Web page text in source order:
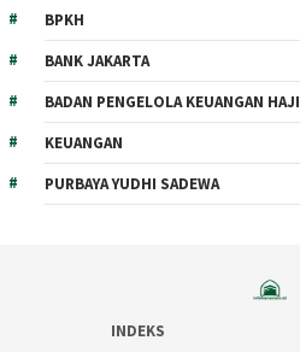
BPKH
BANK JAKARTA
BADAN PENGELOLA KEUANGAN HAJI
KEUANGAN
PURBAYA YUDHI SADEWA
INDEKS